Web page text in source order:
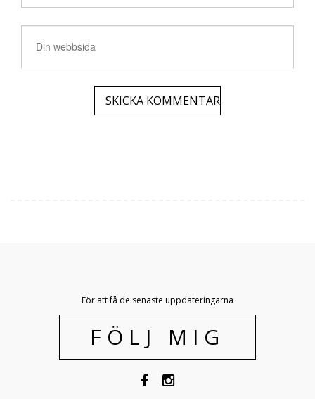
För att få de senaste uppdateringarna
FÖLJ MIG